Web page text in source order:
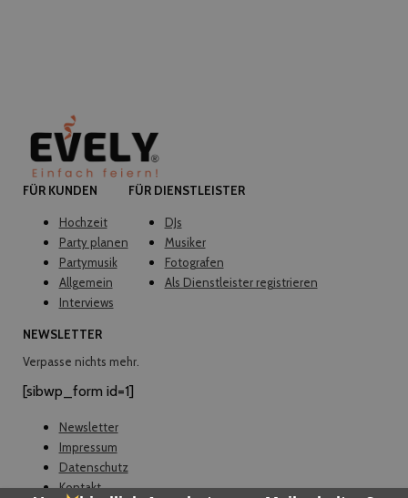
FÜR KUNDEN
Hochzeit
Party planen
Partymusik
Allgemein
Interviews
FÜR DIENSTLEISTER
DJs
Musiker
Fotografen
Als Dienstleister registrieren
NEWSLETTER
Verpasse nichts mehr.
[sibwp_form id=1]
Newsletter
Impressum
Datenschutz
Kontakt